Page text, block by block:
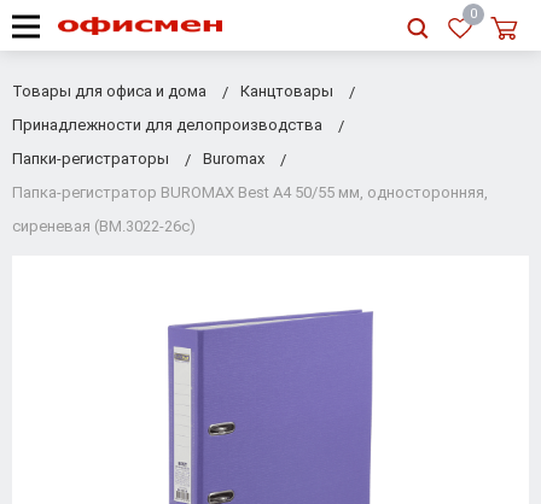
RU
0
Товары для офиса и дома
Канцтовары
Принадлежности для делопроизводства
Папки-регистраторы
Buromax
Папка-регистратор BUROMAX Best А4 50/55 мм, односторонняя,
сиреневая (BM.3022-26c)